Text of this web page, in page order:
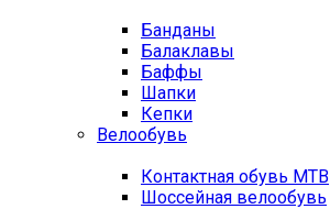
Банданы
Балаклавы
Баффы
Шапки
Кепки
Велообувь
Контактная обувь MTB
Шоссейная велообувь